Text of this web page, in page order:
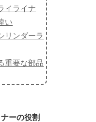
イライナ
い
リンダーラ
重要な部品
ーの役割